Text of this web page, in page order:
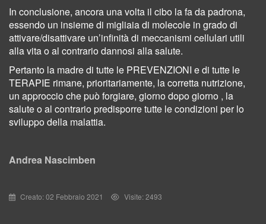
In conclusione, ancora una volta il cibo la fa da padrona,
essendo un insieme di migliaia di molecole in grado di
attivare/disattivare un’infinità di meccanismi cellulari utili
alla vita o al contrario dannosi alla salute.
Pertanto la madre di tutte le PREVENZIONI e di tutte le
TERAPIE rimane, prioritariamente, la corretta nutrizione,
un approccio che può forgiare, giorno dopo giorno , la
salute o al contrario predisporre tutte le condizioni per lo
sviluppo della malattia.
Andrea Nascimben
Creato: 02 Febbraio 2021 Visite: 2493